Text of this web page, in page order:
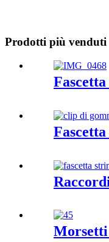
Prodotti più venduti
Morsetti